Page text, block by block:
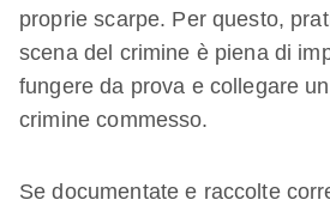
proprie scarpe. Per questo,
scena del crimine è piena di
fungere da prova e collegare
crimine commesso.
Se documentate e raccolte